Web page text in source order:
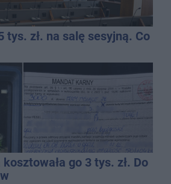
tys. zł. na salę sesyjną. Co
go 3 tys. zł. Do